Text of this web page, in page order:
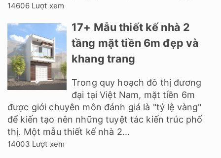
14606 Lượt xem
17+ Mẫu thiết kế nhà 2
tầng mặt tiền 6m đẹp và
khang trang
Trong quy hoạch đô thị đương
đại tại Việt Nam, mặt tiền 6m
được giới chuyên môn đánh giá là "tỷ lệ vàng"
để kiến tạo nên những tuyệt tác kiến trúc phố
thị. Một mẫu thiết kế nhà 2...
14003 Lượt xem